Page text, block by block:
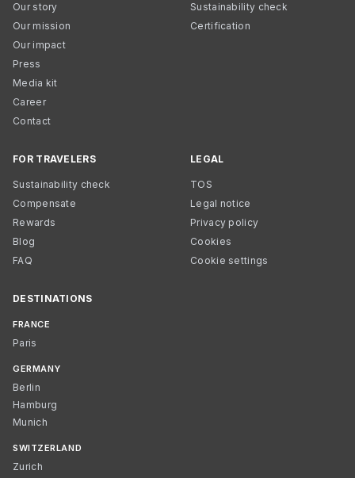
Our story
Our mission
Our impact
Press
Media kit
Career
Contact
Sustainability check
Certification
FOR TRAVELERS
Sustainability check
Compensate
Rewards
Blog
FAQ
LEGAL
TOS
Legal notice
Privacy policy
Cookies
Cookie settings
DESTINATIONS
FRANCE
Paris
GERMANY
Berlin
Hamburg
Munich
SWITZERLAND
Zurich